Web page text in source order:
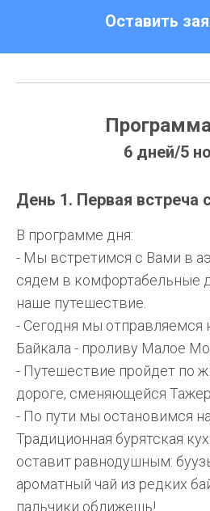
Оставить
6 дней/5
День 1. Первая встреча
В программе дня:
- Мы встретимся с Вами в
сядем в комфортабельные
наше путешествие.
- Сегодня мы отправляемся
Байкала - проливу Малое
- Путешествие пройдет по
дороге, сменяющейся
- По пути мы остановимся
Традиционная бурятская
оставит равнодушным:
ароматный чай из редких
пальчики оближешь!